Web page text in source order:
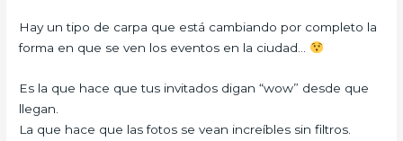
Hay un tipo de carpa que está cambiando por completo la
forma en que se ven los eventos en la ciudad…
Es la que hace que tus invitados digan “wow” desde que
llegan.
La que hace que las fotos se vean increíbles sin filtros.